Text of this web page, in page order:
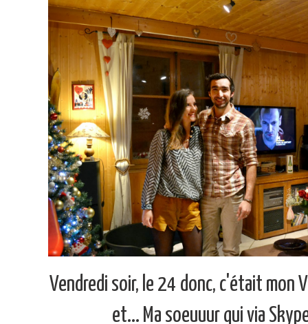
Vendredi soir, le 24 donc, c'était mon
et... Ma soeuuur qui via